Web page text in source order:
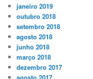
janeiro 2019
outubro 2018
setembro 2018
agosto 2018
junho 2018
março 2018
dezembro 2017
agosto 2017